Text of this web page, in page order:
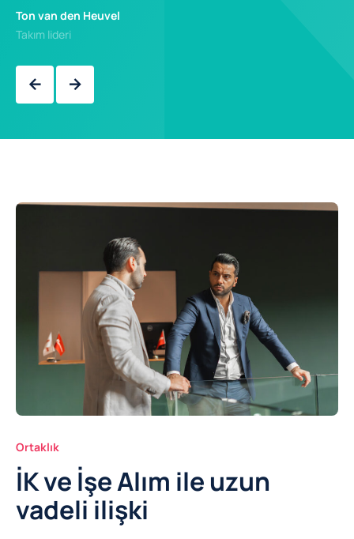
Ton van den Heuvel
Takım lideri
Ortaklık
İK ve İşe Alım ile uzun
vadeli ilişki